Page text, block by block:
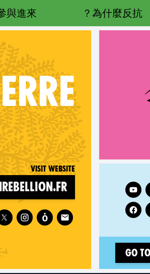
為什麼反抗？
與進來
Visit website
XR Auxerre on
Go